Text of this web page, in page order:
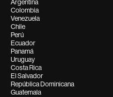
Argentina
Colombia
Venezuela
Chile
Perú
Ecuador
Panamá
Uruguay
Costa Rica
El Salvador
República Dominicana
Guatemala